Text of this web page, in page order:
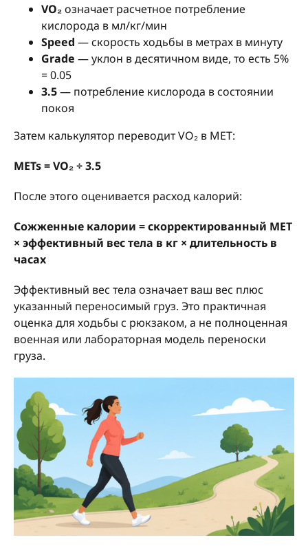
VO₂означает расчетное потребление
кислорода в мл/кг/мин
Speed — скорость ходьбы в метрах в минуту
Grade — уклон в десятичном виде, то есть 5%
= 0.05
3.5— потребление кислорода в состоянии
покоя
Затем калькулятор переводит VO₂ в MET:
METs = VO₂ ÷ 3.5
После этого оценивается расход калорий:
Сожженные калории = скорректированный MET
× эффективный вес тела в кг × длительность в
часах
Эффективный вес тела означает ваш вес плюс
указанный переносимый груз. Это практичная
оценка для ходьбы с рюкзаком, а не полноценная
военная или лабораторная модель переноски
груза.